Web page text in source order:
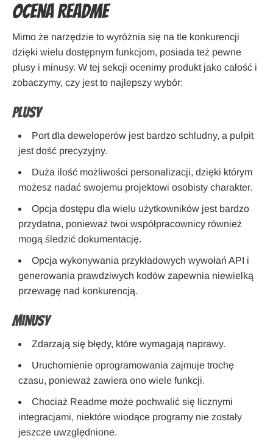
Ocena Readme
Mimo że narzędzie to wyróżnia się na tle konkurencji
dzięki wielu dostępnym funkcjom, posiada też pewne
plusy i minusy. W tej sekcji ocenimy produkt jako całość i
zobaczymy, czy jest to najlepszy wybór:
Plusy
Port dla deweloperów jest bardzo schludny, a pulpit
jest dość precyzyjny.
Duża ilość możliwości personalizacji, dzięki którym
możesz nadać swojemu projektowi osobisty charakter.
Opcja dostępu dla wielu użytkowników jest bardzo
przydatna, ponieważ twoi współpracownicy również
mogą śledzić dokumentację.
Opcja wykonywania przykładowych wywołań API i
generowania prawdziwych kodów zapewnia niewielką
przewagę nad konkurencją.
Minusy
Zdarzają się błędy, które wymagają naprawy.
Uruchomienie oprogramowania zajmuje trochę
czasu, ponieważ zawiera ono wiele funkcji.
Chociaż Readme może pochwalić się licznymi
integracjami, niektóre wiodące programy nie zostały
jeszcze uwzględnione.